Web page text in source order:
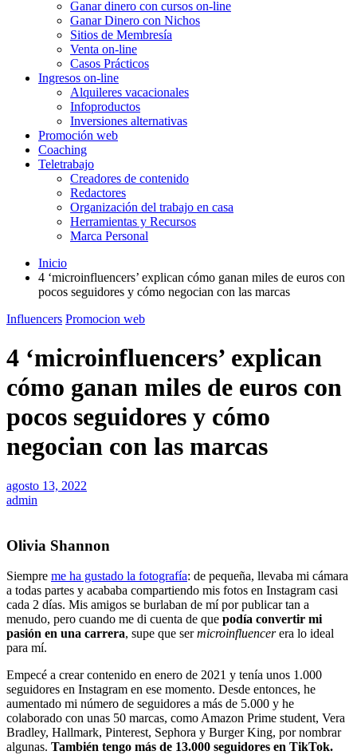
Ganar dinero con cursos on-line
Ganar Dinero con Nichos
Sitios de Membresía
Venta on-line
Casos Prácticos
Ingresos on-line
Alquileres vacacionales
Infoproductos
Inversiones alternativas
Promoción web
Coaching
Teletrabajo
Creadores de contenido
Redactores
Organización del trabajo en casa
Herramientas y Recursos
Marca Personal
Inicio
4 ‘microinfluencers’ explican cómo ganan miles de euros con
pocos seguidores y cómo negocian con las marcas
Influencers Promocion web
4 ‘microinfluencers’ explican
cómo ganan miles de euros con
pocos seguidores y cómo
negocian con las marcas
agosto 13, 2022
admin
Olivia Shannon
Siempre me ha gustado la fotografía: de pequeña, llevaba mi cámara
a todas partes y acababa compartiendo mis fotos en Instagram casi
cada 2 días. Mis amigos se burlaban de mí por publicar tan a
menudo, pero cuando me di cuenta de que podía convertir mi
pasión en una carrera, supe que sermicroinfluencerera lo ideal
para mí.
Empecé a crear contenido en enero de 2021 y tenía unos 1.000
seguidores en Instagram en ese momento. Desde entonces, he
aumentado mi número de seguidores a más de 5.000 y he
colaborado con unas 50 marcas, como Amazon Prime student, Vera
Bradley, Hallmark, Pinterest, Sephora y Burger King, por nombrar
algunas. También tengo más de 13.000 seguidores en TikTok.